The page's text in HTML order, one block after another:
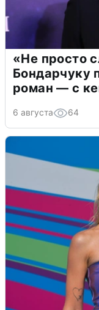
«Не просто
Бондарчуку
роман — с
6 августа 64